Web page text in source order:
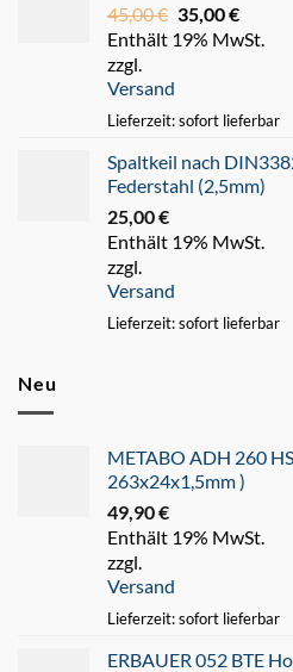
45,00€ Ursprünglicher
Preis
35,00€
Preis
Enthält 19% MwSt.
zzgl.
Versand
Lieferzeit: sofort lieferbar
Spaltkeil nach
Federstahl (2,5mm)
25,00€
Enthält 19% MwSt.
zzgl.
Versand
Lieferzeit: sofort lieferbar
Neu
METABO ADH 260
263x24x1,5mm )
49,90€
Enthält 19% MwSt.
zzgl.
Versand
Lieferzeit: sofort lieferbar
ERBAUER 052 BTE